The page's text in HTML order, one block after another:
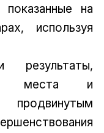
показанные на
используя
результаты,
места и